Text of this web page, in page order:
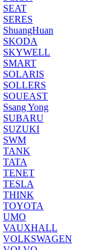
SEAT
SERES
ShuangHuan
SKODA
SKYWELL
SMART
SOLARIS
SOLLERS
SOUEAST
Ssang Yong
SUBARU
SUZUKI
SWM
TANK
TATA
TENET
TESLA
THINK
TOYOTA
UMO
VAUXHALL
VOLKSWAGEN